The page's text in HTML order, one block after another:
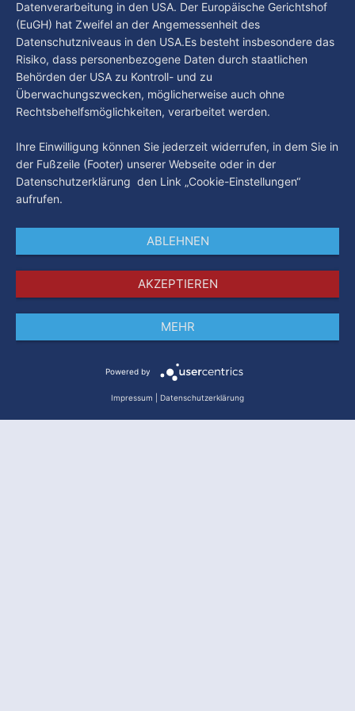
Datenschutz
Datenverarbeitung in den USA. Der Europäische Gerichtshof
(EuGH) hat Zweifel an der Angemessenheit des
Datenschutzniveaus in den USA.Es besteht insbesondere das
Risiko, dass personenbezogene Daten durch staatlichen
Behörden der USA zu Kontroll- und zu
Überwachungszwecken, möglicherweise auch ohne
Rechtsbehelfsmöglichkeiten, verarbeitet werden.
Ihre Einwilligung können Sie jederzeit widerrufen, in dem Sie in
der Fußzeile (Footer) unserer Webseite oder in der
Datenschutzerklärung den Link „Cookie-Einstellungen“
aufrufen.
ABLEHNEN
AKZEPTIEREN
MEHR
Powered by
Impressum Datenschutzerklärung